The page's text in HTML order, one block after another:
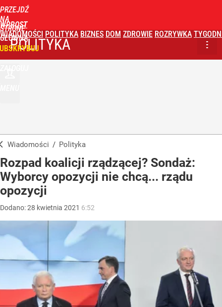
PRZEJDŹ
NA
STRONĘ
GŁÓWNĄ
WPROST
WIADOMOŚCI POLITYKA BIZNES DOM ZDROWIE ROZRYWKA
POLITYKA
Wiadomości / Polityka
Rozpad koalicji rządzącej? Sondaż:
Wyborcy opozycji nie chcą... rządu
opozycji
Dodano:28 kwietnia 2021 6:52